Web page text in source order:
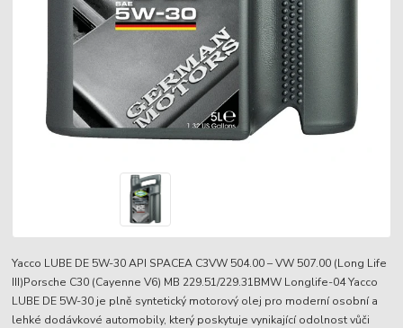
Yacco LUBE DE 5W-30 API SPACEA C3VW 504.00 – VW 507.00 (Long Life
III)Porsche C30 (Cayenne V6) MB 229.51/229.31BMW Longlife-04 Yacco
LUBE DE 5W-30 je plně syntetický motorový olej pro moderní osobní a
lehké dodávkové automobily, který poskytuje vynikající odolnost vůči